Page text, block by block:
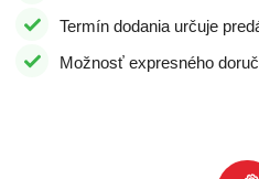
Termín dodania určuje
Možnosť expresného